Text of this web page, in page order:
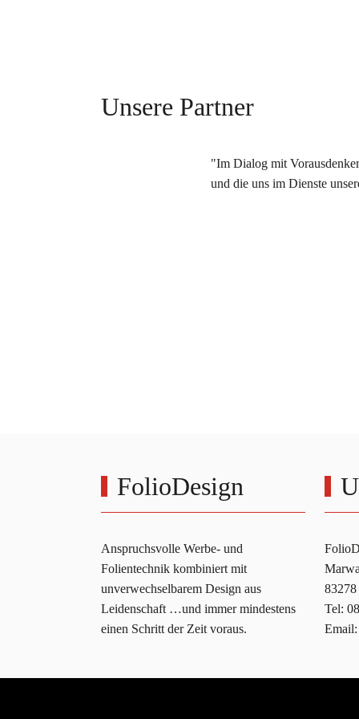
Unsere Partner
"Im Dialog mit
und die uns im Dienste
FolioDesign
Anspruchsvolle Werbe- und
Folientechnik kombiniert mit
unverwechselbarem Design aus
Leidenschaft …und immer mindestens
einen Schritt der Zeit voraus.
83278
Tel:
Email: